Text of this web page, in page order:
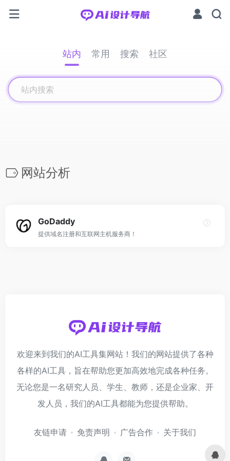
站内 常用 搜索 社区
网站分析
GoDaddy
提供域名注册和互联网主机服务商！
欢迎来到我们的AI工具集网站！我们的网站提供了各种
各样的AI工具，旨在帮助您更加高效地完成各种任务。
无论您是一名研究人员、学生、教师，还是企业家、开
发人员，我们的AI工具都能为您提供帮助。
友链申请 免责声明 广告合作 关于我们